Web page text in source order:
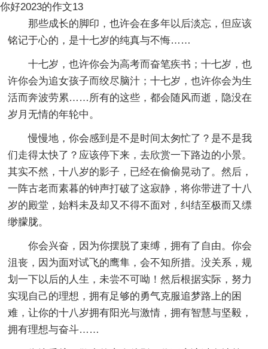
你好2023的作文13
那些成长的脚印，也许会在多年以后淡忘，但应该
铭记于心的，是十七岁的纯真与不悔……
十七岁，也许你会为高考而奋笔疾书；十七岁，也
许你会为追女孩子而绞尽脑汁；十七岁，也许你会为生
活而奔波劳累……所有的这些，都会随风而逝，隐没在
岁月无情的年轮中。
慢慢地，你会感到是不是时间太匆忙了？是不是我
们走得太快了？应该停下来，去欣赏一下路边的小景。
其实不然，十八岁的影子，已经在偷偷晃动了。然后，
一阵古老而素暮的钟声打破了这寂静，将你带进了十八
岁的殿堂，始料未及却又不得不面对，纠结至极而又缥
缈朦胧。
你会兴奋，因为你摆脱了束缚，拥有了自由。你会
沮丧，因为面对试飞的鹰隼，会不知所措。没关系，规
划一下以后的人生，未尝不可呦！然后根据实际，努力
实现自己的理想，拥有足够的勇气克服追梦路上的困
难，让你的十八岁拥有阳光与激情，拥有智慧与坚毅，
拥有理想与奋斗……